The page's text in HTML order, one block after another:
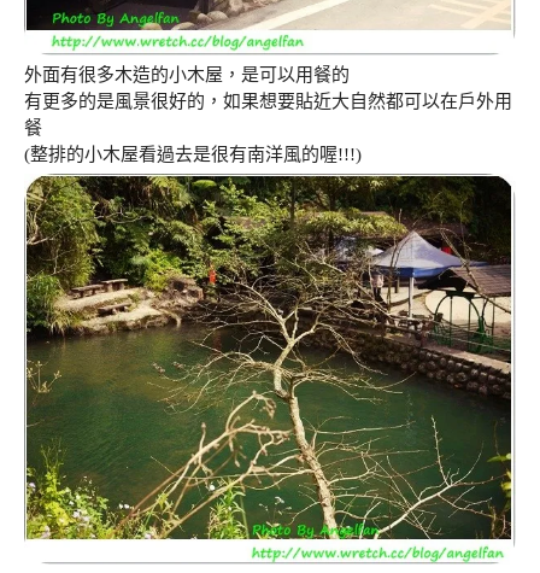
外面有很多木造的小木屋，是可以用餐的
有更多的是風景很好的，如果想要貼近大自然都可以在戶外用
餐
(整排的小木屋看過去是很有南洋風的喔!!!)